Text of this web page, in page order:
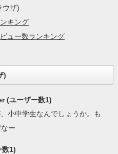
ウザ)
キング
ュー数ランキング
)
(ユーザー数1)
小中学生なんでしょうか。も
ー
1)